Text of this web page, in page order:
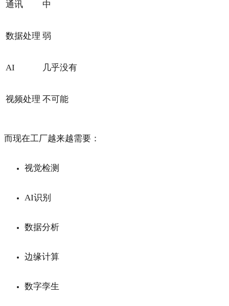
通讯 中
数据处理 弱
AI 几乎没有
视频处理 不可能
而现在工厂越来越需要：
视觉检测
AI识别
数据分析
边缘计算
数字孪生